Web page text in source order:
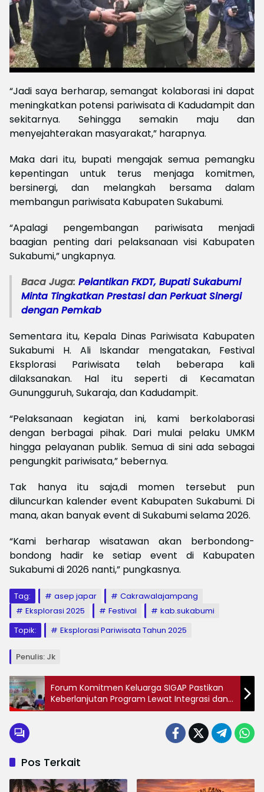
“Jadi saya berharap, semangat kolaborasi ini dapat
meningkatkan potensi pariwisata di Kadudampit dan
sekitarnya. Sehingga semakin maju dan
menyejahterakan masyarakat,” harapnya.
Maka dari itu, bupati mengajak semua pemangku
kepentingan untuk terus menjaga komitmen,
bersinergi, dan melangkah bersama dalam
membangun pariwisata Kabupaten Sukabumi.
“Apalagi pengembangan pariwisata menjadi
baagian penting dari pelaksanaan visi Kabupaten
Sukabumi,” ungkapnya.
Baca Juga: Pelantikan FKDT, Bupati Sukabumi
Minta Tingkatkan Prestasi dan Perkuat Sinergi
dengan Pemkab
Sementara itu, Kepala Dinas Pariwisata Kabupaten
Sukabumi H. Ali Iskandar mengatakan, Festival
Eksplorasi Pariwisata telah beberapa kali
dilaksanakan. Hal itu seperti di Kecamatan
Gunungguruh, Sukaraja, dan Kadudampit.
“Pelaksanaan kegiatan ini, kami berkolaborasi
dengan berbagai pihak. Dari mulai pelaku UMKM
hingga pelayanan publik. Semua di sini ada sebagai
pengungkit pariwisata,” bebernya.
Tak hanya itu saja,di momen tersebut pun
diluncurkan kalender event Kabupaten Sukabumi. Di
mana, akan banyak event di Sukabumi selama 2026.
“Kami berharap wisatawan akan berbondong-
bondong hadir ke setiap event di Kabupaten
Sukabumi di 2026 nanti,” pungkasnya.
Tag: asep japar
Cakrawalajampang
Eksplorasi 2025
Festival
kab.sukabumi
Topik:
Eksplorasi Pariwisata Tahun 2025
Penulis: Jk
Forum Komitmen Keluarga SIGAP Pastikan
Keberlanjutan Program Lewat Integrasi dan
Kolaborasi
Pos Terkait